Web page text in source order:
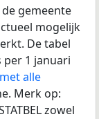
gemeente
mogelijk
De tabel
per 1 januari
alle
Merk op:
zowel